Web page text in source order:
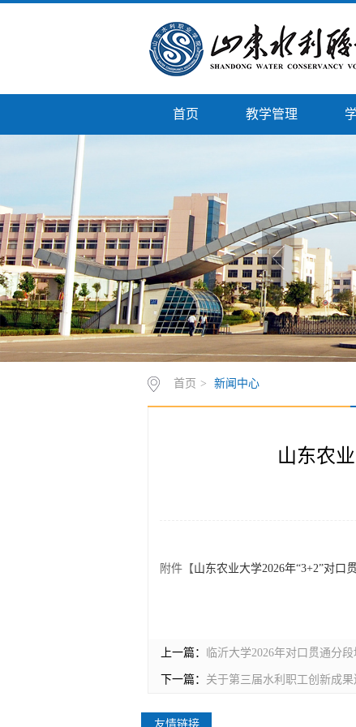
首页 教学管理
首页 > 新闻中心
山东农
附件【山东农业大学2026年“3+2”对口
上一篇： 临沂大学2026年对口贯通分
下一篇： 关于第三届水利职工创新成
友情链接